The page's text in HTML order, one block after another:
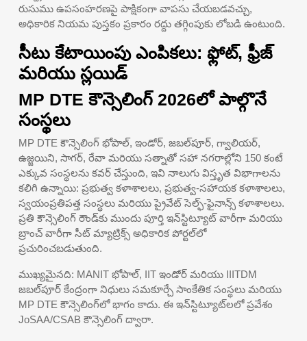
రుసుము ఉపసంహరణపై పాక్షికంగా వాపసు చేయబడవచ్చు,
అధికారిక నియమ పుస్తకం ప్రకారం రద్దు తగ్గింపుకు లోబడి ఉంటుంది.
సీటు కేటాయింపు ఎంపికలు: ఫ్లోట్, ఫ్రీజ్
మరియు స్లయిడ్
MP DTE కౌన్సెలింగ్ 2026లో పాల్గొనే
సంస్థలు
MP DTE కౌన్సెలింగ్ భోపాల్, ఇండోర్, జబల్‌పూర్, గ్వాలియర్,
ఉజ్జయిని, సాగర్, రేవా మరియు సత్నాతో సహా నగరాల్లోని 150 కంటే
ఎక్కువ సంస్థలను కవర్ చేస్తుంది, ఇవి నాలుగు విస్తృత విభాగాలను
కలిగి ఉన్నాయి: ప్రభుత్వ కళాశాలలు, ప్రభుత్వ-సహాయక కళాశాలలు,
స్వయంప్రతిపత్త సంస్థలు మరియు ప్రైవేట్ సెల్ఫ్-ఫైనాన్స్ కళాశాలలు.
ప్రతి కౌన్సెలింగ్ రౌండ్‌కు ముందు పూర్తి ఇన్‌స్టిట్యూట్ వారీగా మరియు
బ్రాంచ్ వారీగా సీట్ మ్యాట్రిక్స్ అధికారిక పోర్టల్‌లో
ప్రచురించబడుతుంది.
ముఖ్యమైనది: MANIT భోపాల్, IIT ఇండోర్ మరియు IIITDM
జబల్‌పూర్ కేంద్రంగా నిధులు సమకూర్చే సాంకేతిక సంస్థలు మరియు
MP DTE కౌన్సెలింగ్‌లో భాగం కాదు. ఈ ఇన్‌స్టిట్యూట్‌లలో ప్రవేశం
JoSAA/CSAB కౌన్సెలింగ్ ద్వారా.